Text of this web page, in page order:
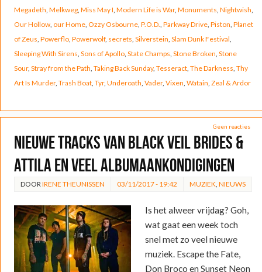
Megadeth Melkweg, Miss May I Modern Life is War, Monuments Nightwish
Our Hollow, our Home, Ozzy Osbourne, P.O.D. Parkway Drive, Piston Planet
of Zeus Powerflo, Powerwolf, secrets Silverstein Slam Dunk Festival
Sleeping With Sirens Sons of Apollo, State Champs Stone Broken Stone
Sour, Stray from the Path Taking Back Sunday, Tesseract, The Darkness Thy
Art Is Murder, Trash Boat, Tyr, Underoath Vader, Vixen Watain Zeal & Ardor
Geen reacties
Nieuwe tracks van Black Veil Brides &
Attila en veel albumaankondigingen
DOOR IRENE THEUNISSEN 03/11/2017 - 19:42 MUZIEK NIEUWS
Is het alweer vrijdag? Goh,
wat gaat een week toch
snel met zo veel nieuwe
muziek. Escape the Fate,
Don Broco en Sunset Neon